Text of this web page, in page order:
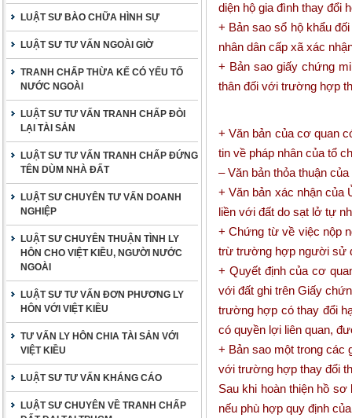
LUẬT SƯ BÀO CHỮA HÌNH SỰ
LUẬT SƯ TƯ VẤN NGOÀI GIỜ
TRANH CHẤP THỪA KẾ CÓ YẾU TỐ
NƯỚC NGOÀI
LUẬT SƯ TƯ VẤN TRANH CHẤP ĐÒI
LẠI TÀI SẢN
LUẬT SƯ TƯ VẤN TRANH CHẤP ĐỨNG
TÊN DÙM NHÀ ĐẤT
LUẬT SƯ CHUYÊN TƯ VẤN DOANH
NGHIỆP
LUẬT SƯ CHUYÊN THUẬN TÌNH LY
HÔN CHO VIỆT KIỀU, NGƯỜI NƯỚC
NGOÀI
LUẬT SƯ TƯ VẤN ĐƠN PHƯƠNG LY
HÔN VỚI VIỆT KIỀU
TƯ VẤN LY HÔN CHIA TÀI SẢN VỚI
VIỆT KIỀU
LUẬT SƯ TƯ VẤN KHÁNG CÁO
LUẬT SƯ CHUYÊN VỀ TRANH CHẤP
diện hộ gia đình thay đổi
+ Bản sao sổ hộ khẩu
nhân dân cấp xã xác
+ Bản sao giấy chứng
thân đối với trường hợp
+ Văn bản của cơ quan
tin về pháp nhân của tổ
– Văn bản thỏa thuận
+ Văn bản xác nhận của
liền với đất do sạt lở tự
+ Chứng từ về việc nộp
trừ trường hợp người sử
+ Quyết định của cơ
với đất ghi trên Giấy
trường hợp có thay đổi
có quyền lợi liên quan,
+ Bản sao một trong các
với trường hợp thay đổi
Sau khi hoàn thiện hồ
nếu phù hợp quy định